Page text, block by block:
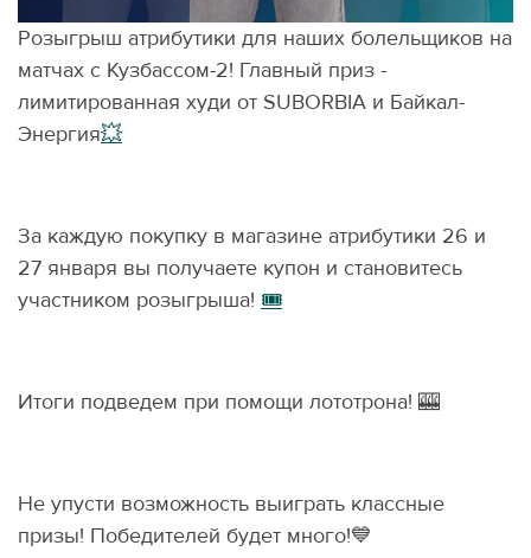
Розыгрыш атрибутики для наших болельщиков на
матчах с Кузбассом-2! Главный приз -
лимитированная худи от SUBORBIA и Байкал-
Энергия💥
За каждую покупку в магазине атрибутики 26 и
27 января вы получаете купон и становитесь
участником розыгрыша! 🎟
Итоги подведем при помощи лототрона! 🎰
Не упусти возможность выиграть классные
призы! Победителей будет много!💙